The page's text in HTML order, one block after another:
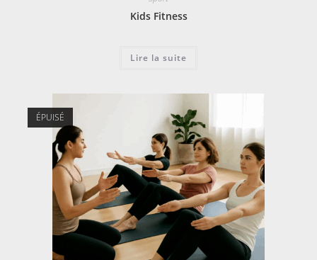
Kids Fitness
Lire la suite
ÉPUISÉ